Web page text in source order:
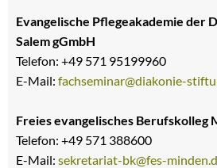
Evangelische Pflegeakademie der
Salem gGmbH
Telefon: +49 571 95199960
E-Mail: fachseminar@diakonie-
Freies evangelisches Berufskolleg
Telefon: +49 571 388600
E-Mail: sekretariat-bk@fes-